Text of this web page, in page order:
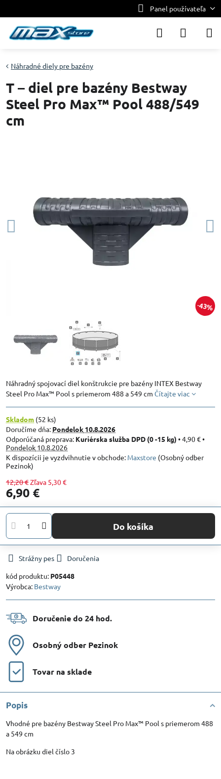
Panel používateľa
43%
Náhradné diely pre bazény
T – diel pre bazény Bestway
Steel Pro Max™ Pool 488/549
cm
Náhradný spojovací diel konštrukcie pre bazény INTEX Bestway
Steel Pro Max™ Pool s priemerom 488 a 549 cm Čítajte viac
Skladom (52 ks)
Doručíme dňa: Pondelok 10.8.2026
Kuriérska služba DPD (0 -15 kg) •4,90 €•
Pondelok 10.8.2026
Maxstore (Osobný odber
Pezinok)
12,20 €Zľava 5,30 €
6,90 €
Do košíka
Strážny pes
Doručenia
kód produktu: P05448
Výrobca: Bestway
Doručenie do 24 hod​.
Osobný odber Pezinok
Tovar na sklade
Popis
Vhodné pre bazény Bestway Steel Pro Max™ Pool s priemerom 488
a 549 cm
Na obrázku diel číslo 3